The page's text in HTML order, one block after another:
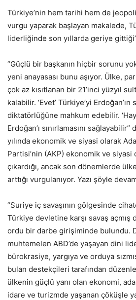
Türkiye’nin hem tarihi hem de
vurgu yaparak başlayan makalede,
liderliğinde son yıllarda geriye gittiği’
“Güçlü bir başkanın hiçbir sorunu
yeni anayasası bunu aşıyor. Ülke,
çok az kısıtlanan bir 21’inci yüzyıl
kalabilir. ‘Evet’ Türkiye’yi Erdoğan’ın
diktatörlüğüne mahkum edebilir.
Erdoğan’ı sınırlamasını
yılında ekonomik ve siyasi olarak
Partisi’nin (AKP) ekonomik ve siyasi
çıkardığı, ancak son dönemlerde
arttığı vurgulanıyor. Yazı şöyle
“Suriye iç savaşının gölgesinde
Türkiye devletine karşı savaş açmış
ordu bir darbe girişiminde bulundu.
muhtemelen ABD’de yaşayan dini
bürokrasiye, yargıya ve orduya
bulan destekçileri tarafından
ülkenin güçlü yanı olan ekonomi,
idare ve turizmde yaşanan çöküşle